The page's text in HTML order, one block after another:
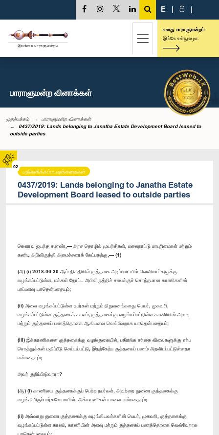
02
E | සි |
எனது பாராளுமன்றம்
இங்கே உள்நுழைக
பாராளுமன்ற வினாக்கள்
முதற்பக்கம்
பாராளுமன்ற வினாக்கள்
0437/2019: Lands belonging to Janatha Estate Development Board leased to
outside parties
பதிலளிக்கப்படவுள்ளவைகள்
0437/2019: Lands belonging to Janatha Estate
Development Board leased to outside parties
கௌரவ ஜயந்த சமரவீர,— அரச தொழில் முயற்சிகள், மலைநாட்டு மரபுரிமைகள் மற்றும்
கண்டி அபிவிருத்தி அமைச்சரைக் கேட்பதற்கு,— (1)
(அ) (i) 2018.06.30 ஆம் திகதியில் குத்தகை அடிப்படையில் வெளியாட்களுக்கு
வழங்கப்பட்டுள்ள, மக்கள் தோட்ட அபிவிருத்திச் சபைக்குச் சொந்தமான காணிகளின்
பரப்பளவு யாதென்பதையும்;
(ii) அவை வழங்கப்பட்டுள்ள நபர்கள் மற்றும் நிறுவனங்களது பெயர், முகவரி,
வழங்கப்பட்டுள்ள குத்தகைக் காலம், குத்தகைக்கு வழங்கப்பட்டுள்ள காணியின் அளவு
மற்றும் குத்தகைப் பணத்தொகை ஆகியவை வெவ்வேறாக யாதென்பதையும்;
(iii) இக்காணிகளை குத்தகைக்கு வழங்குகையில், பகிரங்க சந்தை விலைகளுக்கு ஏற்ப
சொத்துக்கள் மதிப்பீடு செய்யப்பட்டு, இதற்கேற்ப குத்தகைப் பணம் அறவிடப்பட்டுள்ளதா
என்பதையும்;
அவர் குறிப்பிடுவாரா?
(ஆ) (i) காணியை குத்தகைக்குப் பெற்ற நபர்கள், அவற்றை துணை குத்தகைக்கு
வழங்கியிருப்பார்களேயாயின், அக்காணிகள் யாவை என்பதையும்;
(ii) அவ்வாறு துணை குத்தகைக்கு வழங்கியவர்களின் பெயர், முகவரி, குத்தகைக்கு
வழங்கப்பட்டுள்ள காலம், காணியின் அளவு மற்றும் குத்தகைப் பணத்தொகை வெவ்வேறாக
யாதென்பதையும்;